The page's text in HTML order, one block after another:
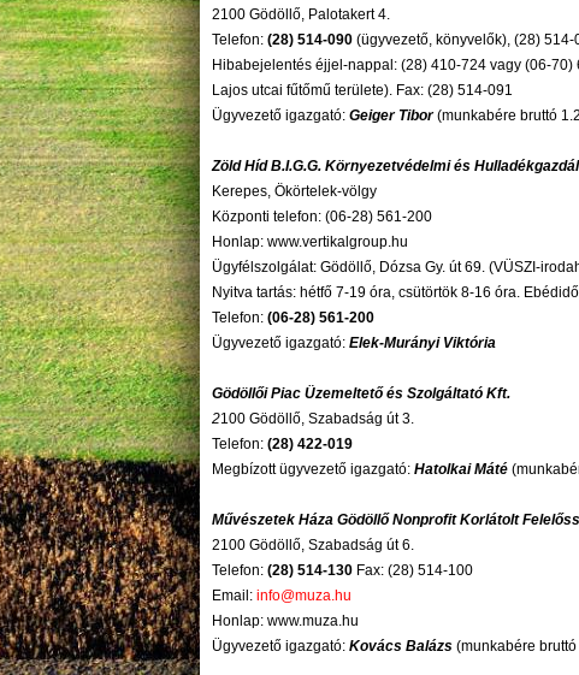
2100 Gödöllő, Palotakert 4.
Telefon: (28) 514-090 (ügyvezető, könyvelők), (28)
Hibabejelentés éjjel-nappal: (28) 410-724 vagy (06-
Lajos utcai fűtőmű területe). Fax: (28) 514-091
Ügyvezető igazgató: Geiger Tibor(munkabére bruttó
Zöld Híd B.I.G.G. Környezetvédelmi és
Kerepes, Ökörtelek-völgy
Központi telefon: (06-28) 561-200
Honlap: www.vertikalgroup.hu
Ügyfélszolgálat: Gödöllő, Dózsa Gy. út 69. (VÜSZI-
Nyitva tartás: hétfő 7-19 óra, csütörtök 8-16 óra.
Telefon: (06-28) 561-200
Ügyvezető igazgató: Elek-Murányi Viktória
Gödöllői Piac Üzemeltető és Szolgáltató Kft.
2100 Gödöllő, Szabadság út 3.
Telefon: (28) 422-019
Megbízott ügyvezető igazgató: Hatolkai Máté
Művészetek Háza Gödöllő Nonprofit Korlátolt
2100 Gödöllő, Szabadság út 6.
Telefon: (28) 514-130 Fax: (28) 514-100
Email: info@muza.hu
Honlap: www.muza.hu
Ügyvezető igazgató: Kovács Balázs (munkabére